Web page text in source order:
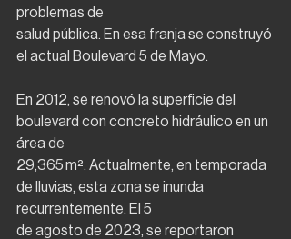
problemas de
salud pública. En esa franja se construyó
el actual Boulevard 5 de Mayo.
En 2012, se renovó la superficie del
boulevard con concreto hidráulico en un
área de
29,365 m². Actualmente, en temporada
de lluvias, esta zona se inunda
recurrentemente. El 5
de agosto de 2023, se reportaron